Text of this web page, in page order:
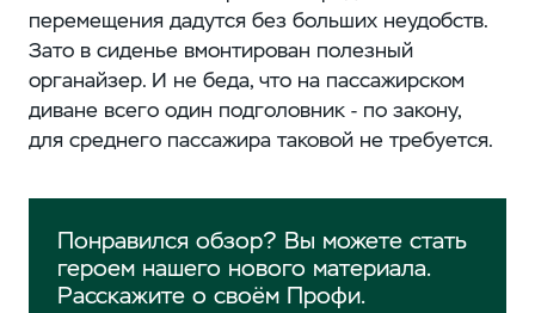
перемещения дадутся без больших неудобств.
Зато в сиденье вмонтирован полезный
органайзер. И не беда, что на пассажирском
диване всего один подголовник - по закону,
для среднего пассажира таковой не требуется.
Понравился обзор? Вы можете стать
героем нашего нового материала.
Расскажите о своём Профи.